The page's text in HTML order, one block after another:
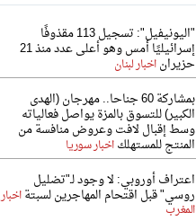
"اليونيفيل": تسجيل 113 مقذوفًا
إسرائيليًا أمس وهو أعلى عدد منذ 21
حزيراناخبار لبنان
بمشاركة 60 جناحا.. مهرجان (الهدى
الكبير) للتسوق بالمزة يواصل فعالياته
وسط إقبال لافت وعروض منافسة من
المنتج للمستهلكاخبار سوريا
اعتراف أوروبي: لا وجود لـ"تضليل
روسي" قبل اقتحام المهاجرين لسبتةاخبار
المغرب